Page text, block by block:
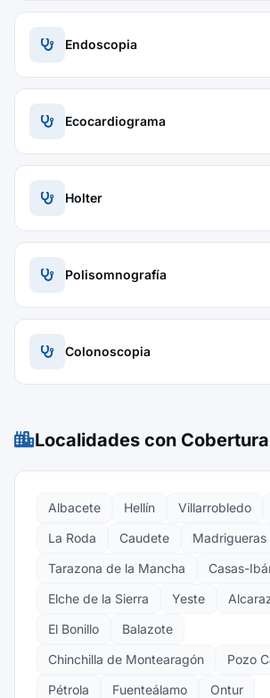
Endoscopia
Ecocardiograma
Holter
Polisomnografía
Colonoscopia
Localidades con Cobertura
Albacete Hellín Villarrobledo
La Roda
Caudete Madrigueras
Tarazona de la Mancha
Casas-
Elche de la Sierra
Yeste
El Bonillo
Balazote
Chinchilla de Montearagón
Pozo
Pétrola
Fuenteálamo
Ontur